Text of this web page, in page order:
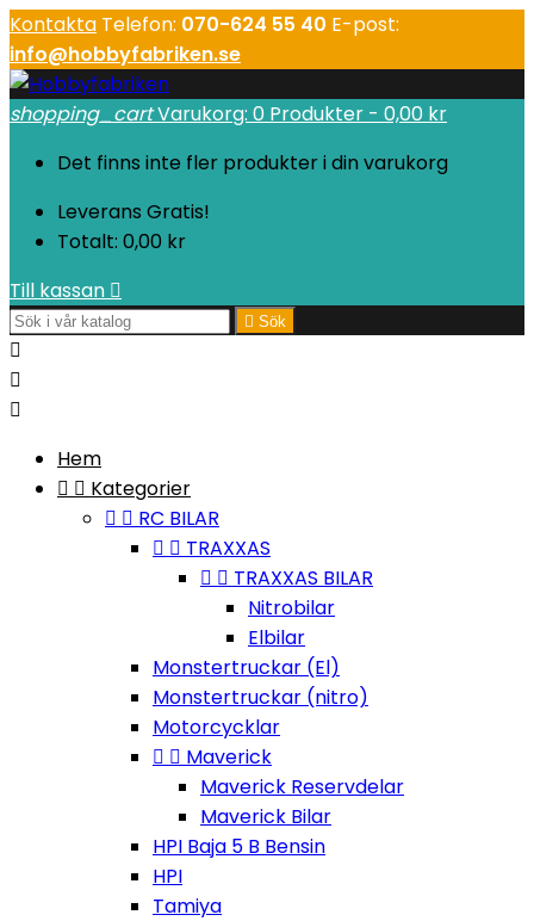
Kontakta Telefon: 070-624 55 40 E-post:
info@hobbyfabriken.se
shopping_cartVarukorg: 0 Produkter - 0,00 kr
Det finns inte fler produkter i din varukorg
Leverans Gratis!
Totalt: 0,00 kr
Till kassan 
 Sök



Hem
  Kategorier
  RC BILAR
  TRAXXAS
  TRAXXAS BILAR
Nitrobilar
Elbilar
Monstertruckar (El)
Monstertruckar (nitro)
Motorcycklar
  Maverick
Maverick Reservdelar
Maverick Bilar
HPI Baja 5 B Bensin
HPI
Tamiya